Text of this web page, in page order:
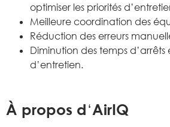
optimiser les priorités
Meilleure coordination des
Réduction des erreurs
Diminution des temps d’arrêts
d’entretien.
À propos d‘AirIQ